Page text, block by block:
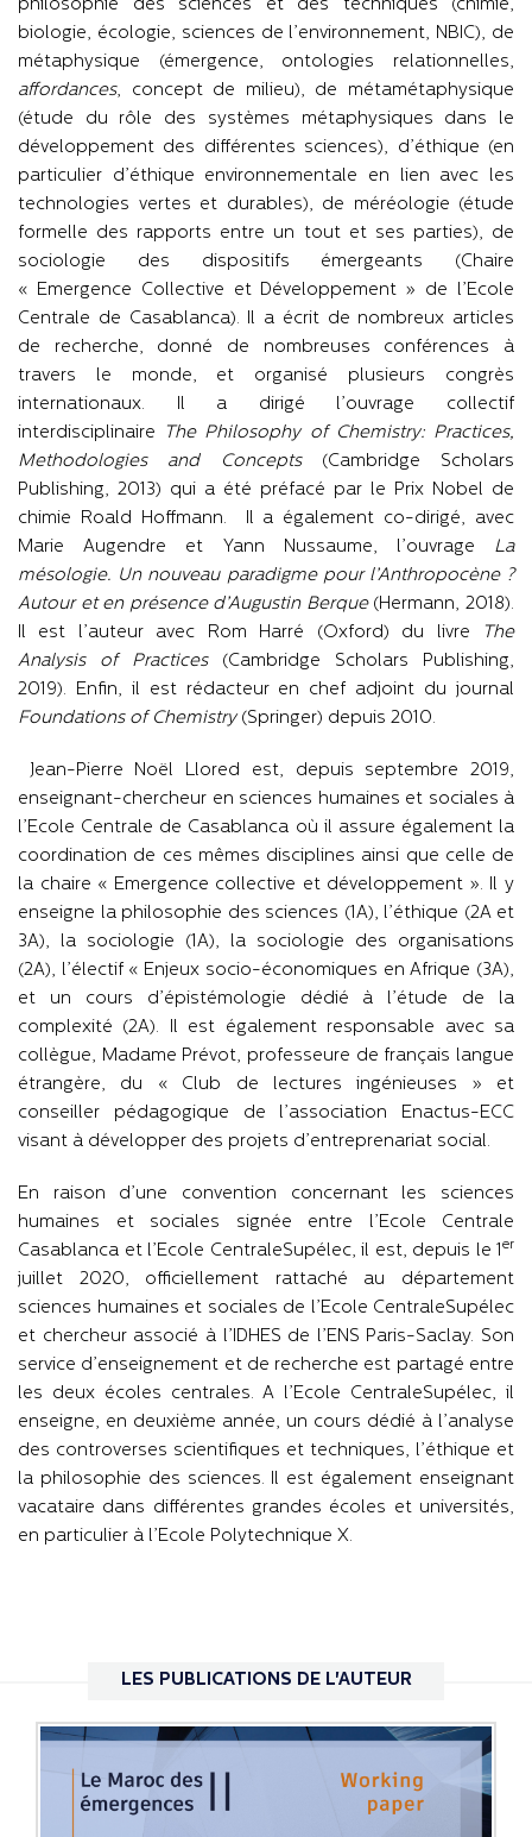
philosophie des sciences et des techniques (chimie,
biologie, écologie, sciences de l’environnement, NBIC), de
métaphysique (émergence, ontologies relationnelles,
affordances, concept de milieu), de métamétaphysique
(étude du rôle des systèmes métaphysiques dans le
développement des différentes sciences), d’éthique (en
particulier d’éthique environnementale en lien avec les
technologies vertes et durables), de méréologie (étude
formelle des rapports entre un tout et ses parties), de
sociologie des dispositifs émergeants (Chaire
« Emergence Collective et Développement » de l’Ecole
Centrale de Casablanca). Il a écrit de nombreux articles
de recherche, donné de nombreuses conférences à
travers le monde, et organisé plusieurs congrès
internationaux. Il a dirigé l’ouvrage collectif
interdisciplinaire
The Philosophy of Chemistry: Practices,
Methodologies and Concepts(Cambridge Scholars
Publishing, 2013) qui a été préfacé par le Prix Nobel de
chimie Roald Hoffmann. Il a également co-dirigé, avec
Marie Augendre et Yann Nussaume, l’ouvrage La
mésologie. Un nouveau paradigme pour l’Anthropocène ?
Autour et en présence d’Augustin Berque (Hermann, 2018).
Il est l’auteur avec Rom Harré (Oxford) du livre
The
Analysis of Practices(Cambridge Scholars Publishing,
2019). Enfin, il est rédacteur en chef adjoint du journal
Foundations of Chemistry(Springer) depuis 2010.
Jean-Pierre Noël Llored est, depuis septembre 2019,
enseignant-chercheur en sciences humaines et sociales à
l’Ecole Centrale de Casablanca où il assure également la
coordination de ces mêmes disciplines ainsi que celle de
la chaire « Emergence collective et développement ». Il y
enseigne la philosophie des sciences (1A), l’éthique (2A et
3A), la sociologie (1A), la sociologie des organisations
(2A), l’électif « Enjeux socio-économiques en Afrique (3A),
et un cours d’épistémologie dédié à l’étude de la
complexité (2A). Il est également responsable avec sa
collègue, Madame Prévot, professeure de français langue
étrangère, du « Club de lectures ingénieuses » et
conseiller pédagogique de l’association Enactus-ECC
visant à développer des projets d’entreprenariat social.
En raison d’une convention concernant les sciences
humaines et sociales signée entre l’Ecole Centrale
Casablanca et l’Ecole CentraleSupélec, il est, depuis le 1er
juillet 2020, officiellement rattaché au département
sciences humaines et sociales de l’Ecole CentraleSupélec
et chercheur associé à l’IDHES de l’ENS Paris-Saclay. Son
service d’enseignement et de recherche est partagé entre
les deux écoles centrales. A l’Ecole CentraleSupélec, il
enseigne, en deuxième année, un cours dédié à l’analyse
des controverses scientifiques et techniques, l’éthique et
la philosophie des sciences. Il est également enseignant
vacataire dans différentes grandes écoles et universités,
en particulier à l’Ecole Polytechnique X.
LES PUBLICATIONS DE L'AUTEUR